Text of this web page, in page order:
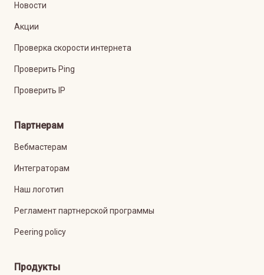
Новости
Акции
Проверка скорости интернета
Проверить Ping
Проверить IP
Партнерам
Вебмастерам
Интеграторам
Наш логотип
Регламент партнерской программы
Peering policy
Продукты